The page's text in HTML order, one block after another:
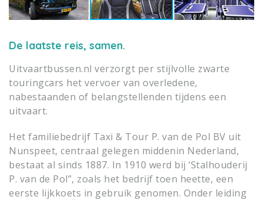
De laatste reis, samen.
Uitvaartbussen.nl verzorgt per stijlvolle zwarte
touringcars het vervoer van overledene,
nabestaanden of belangstellenden tijdens een
uitvaart.
Het familiebedrijf Taxi & Tour P. van de Pol BV uit
Nunspeet, centraal gelegen middenin Nederland,
bestaat al sinds 1887. In 1910 werd bij ‘Stalhouderij
P. van de Pol”, zoals het bedrijf toen heette, een
eerste lijkkoets in gebruik genomen. Onder leiding